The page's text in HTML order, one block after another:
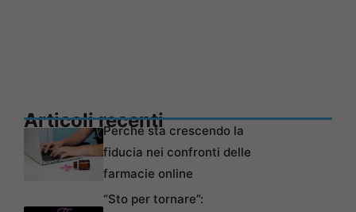
Articoli recentiPerché sta crescendo la
fiducia nei confronti delle
farmacie online
“Sto per tornare”: